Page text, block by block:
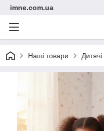
imne.com.ua
Наші товари